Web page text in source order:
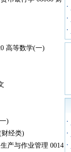
高等数学(一)
)
财经类)
产与作业管理 0014
·
·
·
·
·
·